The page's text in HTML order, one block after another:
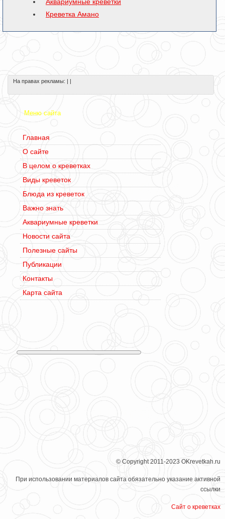
Аквариумные креветки
Креветка Амано
На правах рекламы: | |
Меню сайта
Главная
О сайте
В целом о креветках
Виды креветок
Блюда из креветок
Важно знать
Аквариумные креветки
Новости сайта
Полезные сайты
Публикации
Контакты
Карта сайта
© Copyright 2011-2023 OKrevetkah.ru
При использовании материалов сайта обязательно указание активной
ссылки
Сайт о креветках